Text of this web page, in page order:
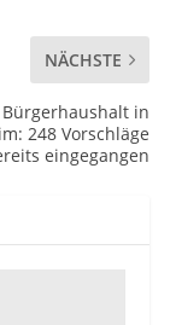
NÄCHSTE
Bürgerhaushalt in
248 Vorschläge
eingegangen